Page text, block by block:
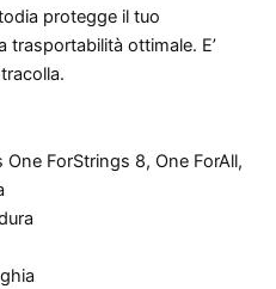
protegge il tuo
trasportabilità ottimale. E’
One ForStrings 8, One ForAll,